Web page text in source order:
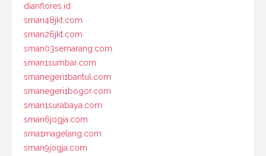
dianflores.id
sman48jkt.com
sman26jkt.com
sman03semarang.com
sman1sumbar.com
smanegeri1bantul.com
smanegeri1bogor.com
sman1surabaya.com
sman6jogja.com
sma1magelang.com
sman9jogja.com